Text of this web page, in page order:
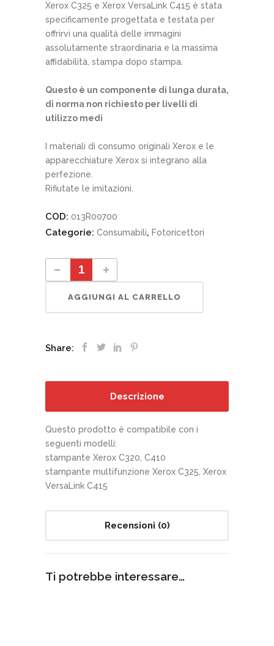
Xerox C325 e Xerox VersaLink C415 è stata
specificamente progettata e testata per
offrirvi una qualità delle immagini
assolutamente straordinaria e la massima
affidabilità, stampa dopo stampa.
Questo è un componente di lunga durata,
di norma non richiesto per livelli di
utilizzo medi
I materiali di consumo originali Xerox e le
apparecchiature Xerox si integrano alla
perfezione.
Rifiutate le imitazioni.
COD: 013R00700
Categorie: Consumabili, Fotoricettori
013R00700 unità imaging nero quantity
AGGIUNGI AL CARRELLO
Share:
Descrizione
Questo prodotto è compatibile con i
seguenti modelli:
stampante Xerox C320, C410
stampante multifunzione Xerox C325, Xerox
VersaLink C415
Recensioni (0)
Ti potrebbe interessare…